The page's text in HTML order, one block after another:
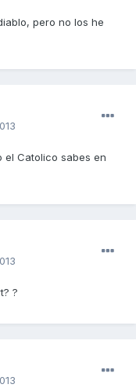
pero no los he
el Catolico sabes en
?